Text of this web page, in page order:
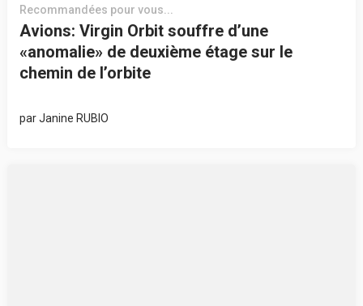
Recommandées pour vous...
Avions: Virgin Orbit souffre d’une
«anomalie» de deuxième étage sur le
chemin de l’orbite
parJanine RUBIO